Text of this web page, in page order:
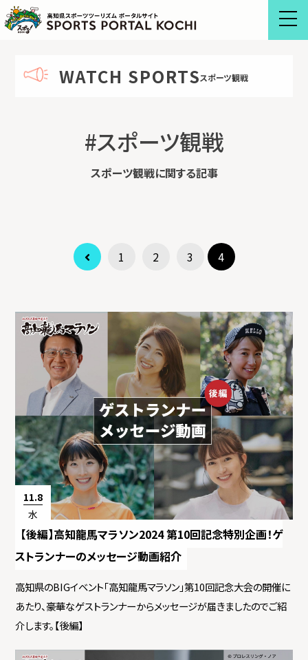
Skip
to
WATCH SPORTSスポーツ観戦
#スポーツ観戦
スポーツ観戦に関する記事
1 2 3 4
11.8
水
【後編】高知龍馬マラソン2024 第10回記念特別企画！ゲ
ストランナーのメッセージ動画紹介
高知県のBIGイベント「高知龍馬マラソン」第10回記念大会の開催に
あたり、豪華なゲストランナーからメッセージが届きましたのでご紹
介します。【後編】